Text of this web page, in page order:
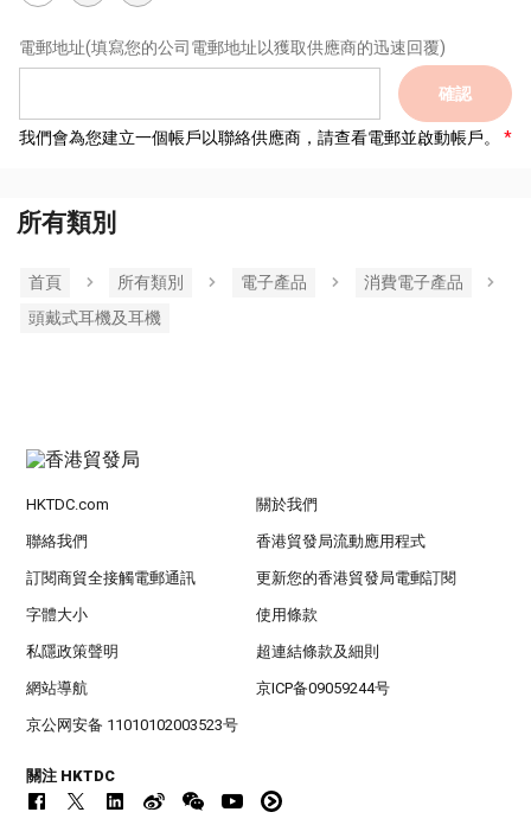
電郵地址(填寫您的公司電郵地址以獲取供應商的迅速回覆)
確認
我們會為您建立一個帳戶以聯絡供應商，請查看電郵並啟動帳戶。
所有類別
首頁 所有類別 電子產品
消費電子產品
頭戴式耳機及耳機
HKTDC.com 關於我們
聯絡我們 香港貿發局流動應用程式
訂閱商貿全接觸電郵通訊 更新您的香港貿發局電郵訂閱
字體大小 使用條款
私隱政策聲明 超連結條款及細則
網站導航 京ICP备09059244号
京公网安备 11010102003523号
關注 HKTDC